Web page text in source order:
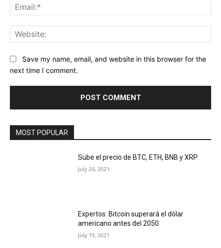
Save my name, email, and website in this browser for the
next time I comment.
MOST POPULAR
Sube el precio de BTC, ETH, BNB y XRP
July 26, 2021
Expertos: Bitcoin superará el dólar
americano antes del 2050
July 19, 2021